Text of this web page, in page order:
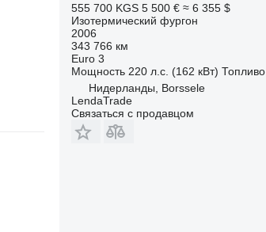
555 700 KGS 5 500 € ≈ 6 355 $
Изотермический фургон
2006
343 766 км
Euro 3
Мощность 220 л.с. (162 кВт) Топливо
Нидерланды, Borssele
LendaTrade
Связаться с продавцом